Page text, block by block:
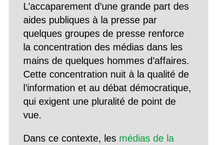
L’accaparement d’une grande part des
aides publiques à la presse par
quelques groupes de presse renforce
la concentration des médias dans les
mains de quelques hommes d’affaires.
Cette concentration nuit à la qualité de
l’information et au débat démocratique,
qui exigent une pluralité de point de
vue.
Dans ce contexte, les médias de la